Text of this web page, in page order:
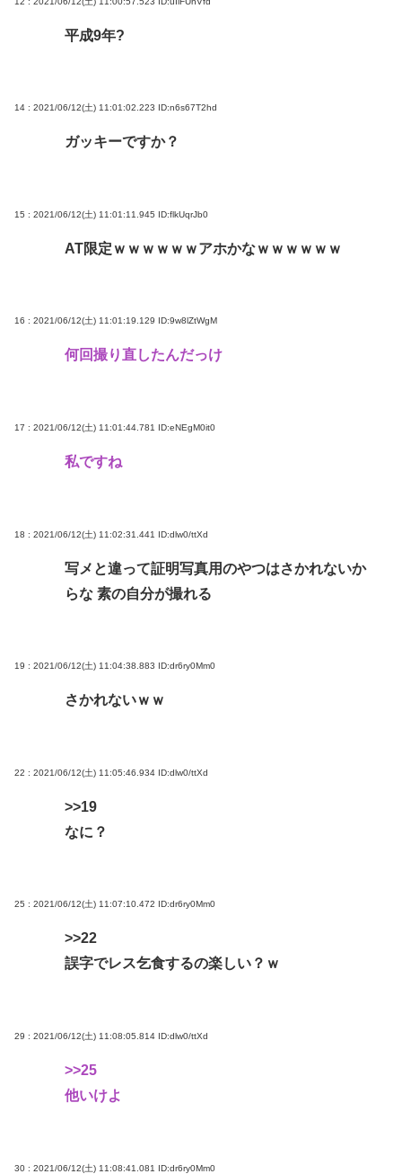
平成9年?
14 : 2021/06/12(土) 11:01:02.223 ID:n6s67T2hd
ガッキーですか？
15 : 2021/06/12(土) 11:01:11.945 ID:flkUqrJb0
AT限定ｗｗｗｗｗｗアホかなｗｗｗｗｗｗ
16 : 2021/06/12(土) 11:01:19.129 ID:9w8lZtWgM
何回撮り直したんだっけ
17 : 2021/06/12(土) 11:01:44.781 ID:eNEgM0it0
私ですね
18 : 2021/06/12(土) 11:02:31.441 ID:dlw0/ttXd
写メと違って証明写真用のやつはさかれないか
らな 素の自分が撮れる
19 : 2021/06/12(土) 11:04:38.883 ID:dr6ry0Mm0
さかれないｗｗ
22 : 2021/06/12(土) 11:05:46.934 ID:dlw0/ttXd
>>19
なに？
25 : 2021/06/12(土) 11:07:10.472 ID:dr6ry0Mm0
>>22
誤字でレス乞食するの楽しい？ｗ
29 : 2021/06/12(土) 11:08:05.814 ID:dlw0/ttXd
>>25
他いけよ
30 : 2021/06/12(土) 11:08:41.081 ID:dr6ry0Mm0